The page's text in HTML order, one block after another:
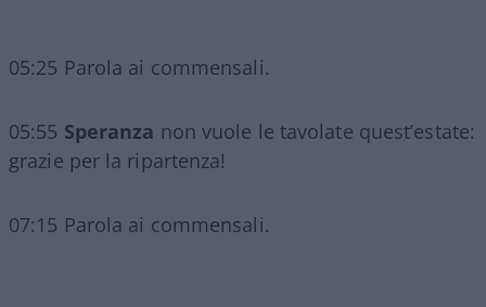
05:25 Parola ai commensali.
05:55 Speranza non vuole le tavolate quest’estate:
grazie per la ripartenza!
07:15 Parola ai commensali.